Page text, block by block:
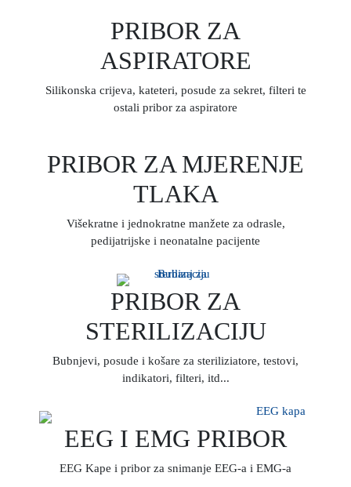
PRIBOR ZA
ASPIRATORE
Silikonska crijeva, kateteri, posude za sekret, filteri te
ostali pribor za aspiratore
PRIBOR ZA MJERENJE
TLAKA
Višekratne i jednokratne manžete za odrasle,
pedijatrijske i neonatalne pacijente
PRIBOR ZA
STERILIZACIJU
Bubnjevi, posude i košare za steriliziatore, testovi,
indikatori, filteri, itd...
EEG I EMG PRIBOR
EEG Kape i pribor za snimanje EEG-a i EMG-a